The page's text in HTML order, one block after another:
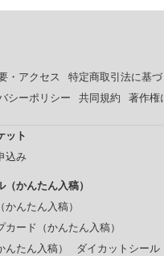
・アクセス
特定商取引法に基
シーポリシー
共同規約 著作権
ット
込み
かんたん入稿）
んたん入稿）
カード（かんたん入稿）
んたん入稿）
ダイカットシール